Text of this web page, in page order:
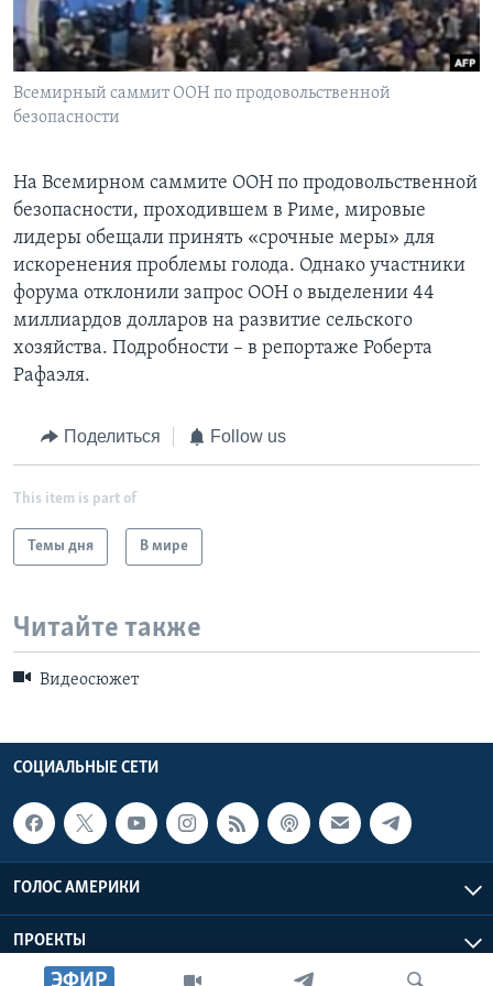
Learning English
СОЦИАЛЬНЫЕ СЕТИ
Языки
ЭФИР
Всемирный саммит ООН по продовольственной
безопасности
На Всемирном саммите ООН по продовольственной
безопасности, проходившем в Риме, мировые
лидеры обещали принять «срочные меры» для
искоренения проблемы голода. Однако участники
форума отклонили запрос ООН о выделении 44
миллиардов долларов на развитие сельского
хозяйства. Подробности – в репортаже Роберта
Рафаэля.
Поделиться Follow us
This item is part of
Темы дня В мире
Читайте также
Видеосюжет
СОЦИАЛЬНЫЕ СЕТИ
ГОЛОС АМЕРИКИ
ПРОЕКТЫ